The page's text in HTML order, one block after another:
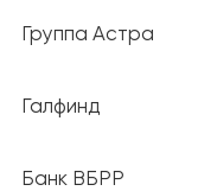
Группа Астра
Галфинд
Банк ВБРР